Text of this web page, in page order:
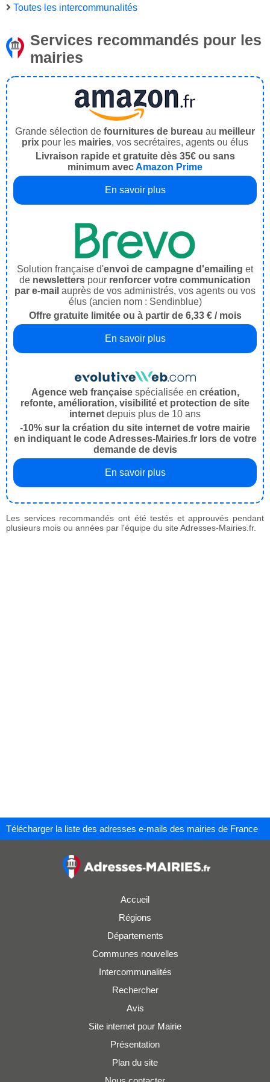
Toutes les intercommunalités
Services recommandés pour les
mairies
Grande sélection de fournitures de bureau au meilleur
prix pour les mairies, vos secrétaires, agents ou élus
Livraison rapide et gratuite dès 35€ ou sans
minimum avecAmazon Prime
En savoir plus
Solution française d'envoi de campagne d'emailing et
de newsletters pour renforcer votre communication
par e-mail auprès de vos administrés, vos agents ou vos
élus (ancien nom : Sendinblue)
Offre gratuite limitée ou à partir de 6,33 € / mois
En savoir plus
Agence web françaisespécialisée en création,
refonte, amélioration, visibilité et protection de site
internet depuis plus de 10 ans
-10% sur la création du site internet de votre mairie
en indiquant le code Adresses-Mairies.fr lors de votre
demande de devis
En savoir plus
Les services recommandés ont été testés et approuvés pendant
plusieurs mois ou années par l'équipe du site Adresses-Mairies.fr.
Télécharger la liste des adresses e-mails des mairies de France
Accueil
Régions
Départements
Communes nouvelles
Intercommunalités
Rechercher
Avis
Site internet pour Mairie
Présentation
Plan du site